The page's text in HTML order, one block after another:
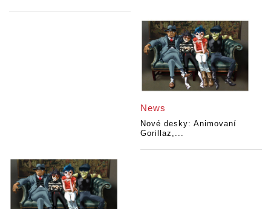
News
Nové desky: Animovaní
Gorillaz,...